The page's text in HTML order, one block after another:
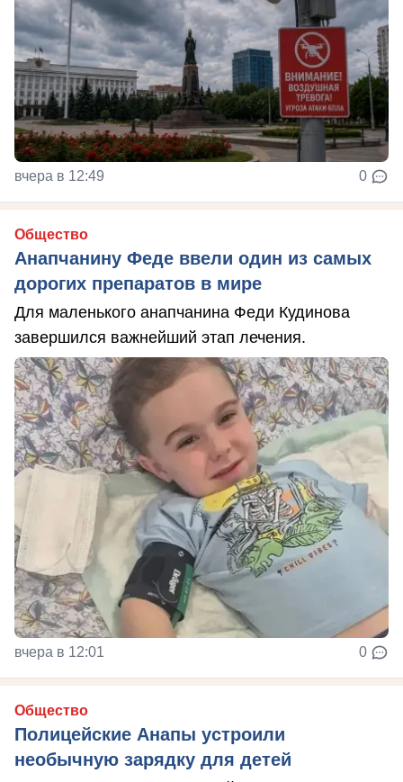
вчера в 12:49 0
Общество
Анапчанину Феде ввели один из самых
дорогих препаратов в мире
Для маленького анапчанина Феди Кудинова
завершился важнейший этап лечения.
вчера в 12:01 0
Общество
Полицейские Анапы устроили
необычную зарядку для детей